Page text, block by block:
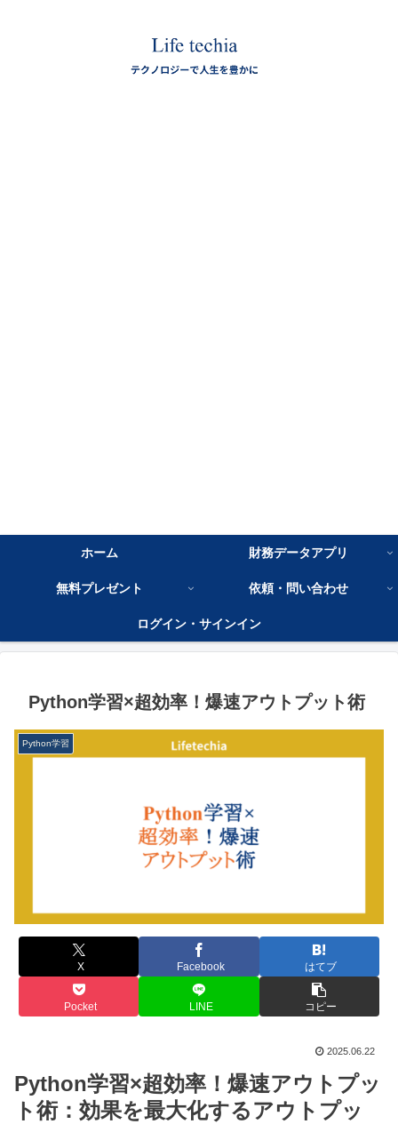
ホーム 財務データアプリ
無料プレゼント 依頼・問い合わせ
ログイン・サインイン
Python学習×超効率！爆速アウトプット術
Python学習
X Facebook はてブ
Pocket LINE コピー
2025.06.22
Python学習×超効率！爆速アウトプッ
ト術：効果を最大化するアウトプッ